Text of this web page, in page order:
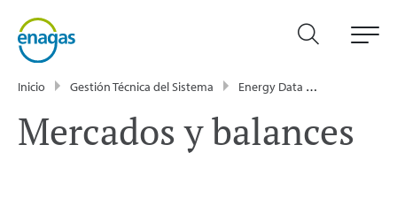
Inicio Gestión Técnica del Sistema Energy Data
Mercados y balances